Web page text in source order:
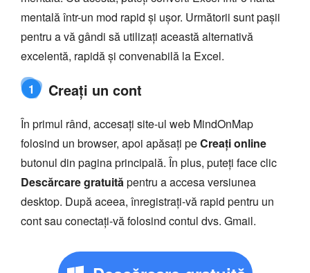
mentală într-un mod rapid și ușor. Următorii sunt pașii
pentru a vă gândi să utilizați această alternativă
excelentă, rapidă și convenabilă la Excel.
1 Creați un cont
În primul rând, accesați site-ul web MindOnMap
folosind un browser, apoi apăsați peCreați online
butonul din pagina principală. În plus, puteți face clic
Descărcare gratuităpentru a accesa versiunea
desktop. După aceea, înregistrați-vă rapid pentru un
cont sau conectați-vă folosind contul dvs. Gmail.